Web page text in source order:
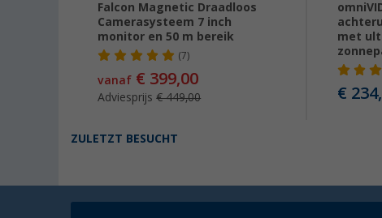
Falcon Magnetic Draadloos
Camerasysteem 7 inch
monitor en 50 m bereik
(7)
vanaf € 399,00
Adviesprijs€ 449,00
met
€
ZULETZT BESUCHT